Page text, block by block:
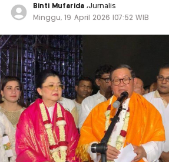
Binti Mufarida ,Jurnalis
Minggu, 19 April 2026 |07:52 WIB